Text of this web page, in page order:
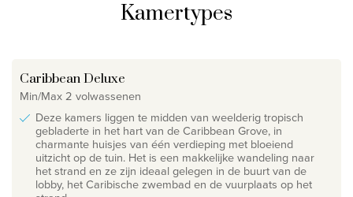
Kamertypes
Caribbean Deluxe
Min/Max 2 volwassenen
Deze kamers liggen te midden van weelderig tropisch
gebladerte in het hart van de Caribbean Grove, in
charmante huisjes van één verdieping met bloeiend
uitzicht op de tuin. Het is een makkelijke wandeling naar
het strand en ze zijn ideaal gelegen in de buurt van de
lobby, het Caribische zwembad en de vuurplaats op het